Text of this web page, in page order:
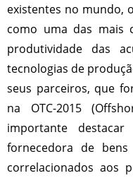
existentes no mundo,
como uma das mais
produtividade das
tecnologias de
seus parceiros, que
na OTC-2015
importante
fornecedora de
correlacionados aos